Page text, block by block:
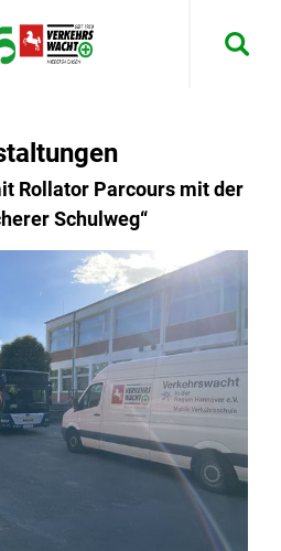
Rollator Parcours mit der
Schulweg“